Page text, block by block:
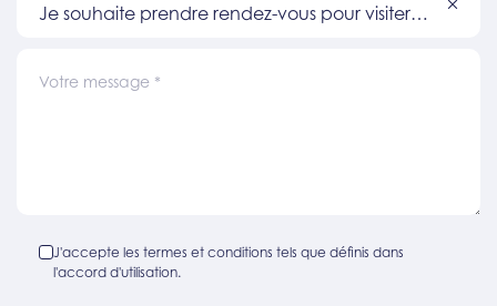
Je souhaite prendre rendez-vous pour visiter
Votre message *
J'accepte les termes et conditions tels que définis dans
l'accord d'utilisation.